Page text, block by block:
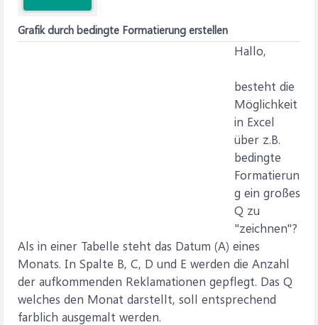
Grafik durch bedingte Formatierung erstellen
Hallo,
besteht die
Möglichkeit
in Excel
über z.B.
bedingte
Formatierun
g ein großes
Q zu
"zeichnen"?
Als in einer Tabelle steht das Datum (A) eines
Monats. In Spalte B, C, D und E werden die Anzahl
der aufkommenden Reklamationen gepflegt. Das Q
welches den Monat darstellt, soll entsprechend
farblich ausgemalt werden.